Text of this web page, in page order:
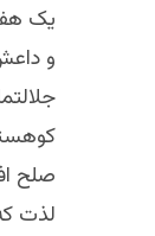
یک
و
صلح
لذت